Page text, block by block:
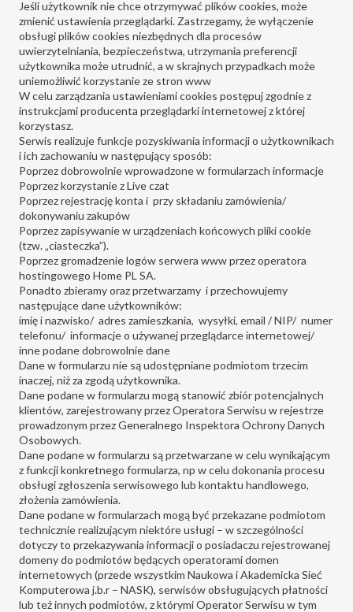
Jeśli użytkownik nie chce otrzymywać plików cookies, może
zmienić ustawienia przeglądarki. Zastrzegamy, że wyłączenie
obsługi plików cookies niezbędnych dla procesów
uwierzytelniania, bezpieczeństwa, utrzymania preferencji
użytkownika może utrudnić, a w skrajnych przypadkach może
uniemożliwić korzystanie ze stron www
W celu zarządzania ustawieniami cookies postępuj zgodnie z
instrukcjami producenta przeglądarki internetowej z której
korzystasz.
Serwis realizuje funkcje pozyskiwania informacji o użytkownikach
i ich zachowaniu w następujący sposób:
Poprzez dobrowolnie wprowadzone w formularzach informacje
Poprzez korzystanie z Live czat
Poprzez rejestrację konta i przy składaniu zamówienia/
dokonywaniu zakupów
Poprzez zapisywanie w urządzeniach końcowych pliki cookie
(tzw. „ciasteczka”).
Poprzez gromadzenie logów serwera www przez operatora
hostingowego Home PL SA.
Ponadto zbieramy oraz przetwarzamy i przechowujemy
następujące dane użytkowników:
imię i nazwisko/ adres zamieszkania, wysyłki, email / NIP/ numer
telefonu/ informacje o używanej przeglądarce internetowej/
inne podane dobrowolnie dane
Dane w formularzu nie są udostępniane podmiotom trzecim
inaczej, niż za zgodą użytkownika.
Dane podane w formularzu mogą stanowić zbiór potencjalnych
klientów, zarejestrowany przez Operatora Serwisu w rejestrze
prowadzonym przez Generalnego Inspektora Ochrony Danych
Osobowych.
Dane podane w formularzu są przetwarzane w celu wynikającym
z funkcji konkretnego formularza, np w celu dokonania procesu
obsługi zgłoszenia serwisowego lub kontaktu handlowego,
złożenia zamówienia.
Dane podane w formularzach mogą być przekazane podmiotom
technicznie realizującym niektóre usługi – w szczególności
dotyczy to przekazywania informacji o posiadaczu rejestrowanej
domeny do podmiotów będących operatorami domen
internetowych (przede wszystkim Naukowa i Akademicka Sieć
Komputerowa j.b.r – NASK), serwisów obsługujących płatności
lub też innych podmiotów, z którymi Operator Serwisu w tym